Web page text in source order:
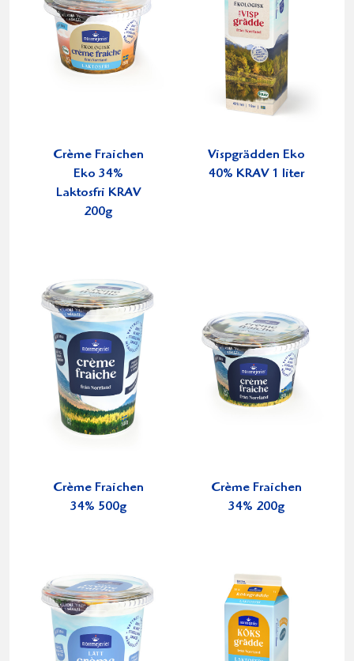
Crème Fraichen
Eko 34%
Laktosfri KRAV
200g
Vispgrädden Eko
40% KRAV 1 liter
Crème Fraichen
34% 500g
Crème Fraichen
34% 200g